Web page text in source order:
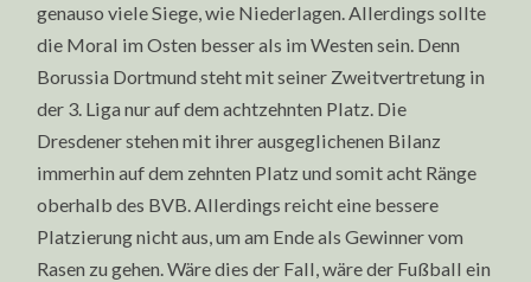
genauso viele Siege, wie Niederlagen. Allerdings sollte
die Moral im Osten besser als im Westen sein. Denn
Borussia Dortmund steht mit seiner Zweitvertretung in
der 3. Liga nur auf dem achtzehnten Platz. Die
Dresdener stehen mit ihrer ausgeglichenen Bilanz
immerhin auf dem zehnten Platz und somit acht Ränge
oberhalb des BVB. Allerdings reicht eine bessere
Platzierung nicht aus, um am Ende als Gewinner vom
Rasen zu gehen. Wäre dies der Fall, wäre der Fußball ein